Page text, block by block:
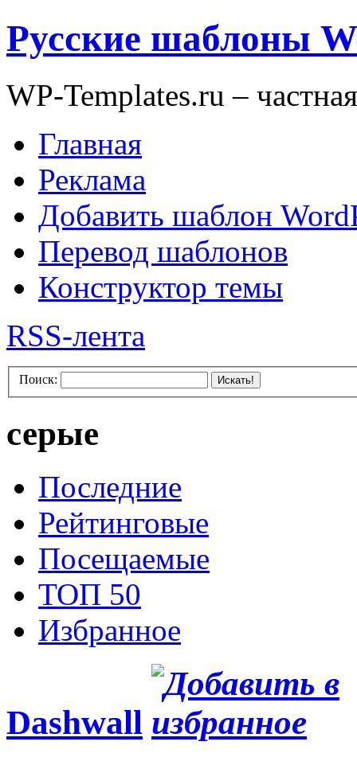
Русские шаблоны
WP-Templates.ru –
Главная
Реклама
Добавить шаблон
Перевод шаблонов
Конструктор темы
RSS-лента
Поиск: Искать!
серые
Последние
Рейтинговые
Посещаемые
ТОП 50
Избранное
Dashwall